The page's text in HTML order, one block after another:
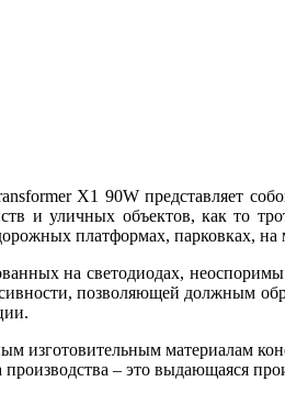
X1 90W представляет
и уличных объектов, как то
платформах, парковках, на
на светодиодах,
позволяющей должным
изготовительным материалам
– это выдающаяся